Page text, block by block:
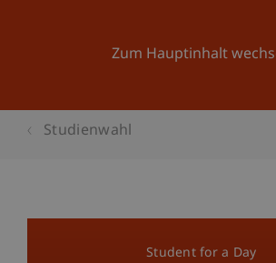
Zum Hauptinhalt
Studienwahl
Student for a Day